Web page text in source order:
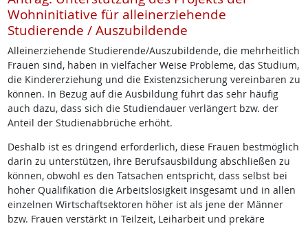
Wohninitiative für alleinerziehende
Studierende / Auszubildende
Alleinerziehende Studierende/Auszubildende, die mehrheitlich
Frauen sind, haben in vielfacher Weise Probleme, das Studium,
die Kindererziehung und die Existenzsicherung vereinbaren zu
können. In Bezug auf die Ausbildung führt das sehr häufig
auch dazu, dass sich die Studiendauer verlängert bzw. der
Anteil der Studienabbrüche erhöht.
Deshalb ist es dringend erforderlich, diese Frauen bestmöglich
darin zu unterstützen, ihre Berufsausbildung abschließen zu
können, obwohl es den Tatsachen entspricht, dass selbst bei
hoher Qualifikation die Arbeitslosigkeit insgesamt und in allen
einzelnen Wirtschaftsektoren höher ist als jene der Männer
bzw. Frauen verstärkt in Teilzeit, Leiharbeit und prekäre